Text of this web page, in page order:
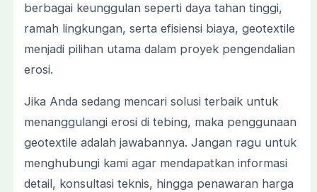
berbagai keunggulan seperti daya tahan tinggi,
ramah lingkungan, serta efisiensi biaya, geotextile
menjadi pilihan utama dalam proyek pengendalian
erosi.
Jika Anda sedang mencari solusi terbaik untuk
menanggulangi erosi di tebing, maka penggunaan
geotextile adalah jawabannya. Jangan ragu untuk
menghubungi kami agar mendapatkan informasi
detail, konsultasi teknis, hingga penawaran harga